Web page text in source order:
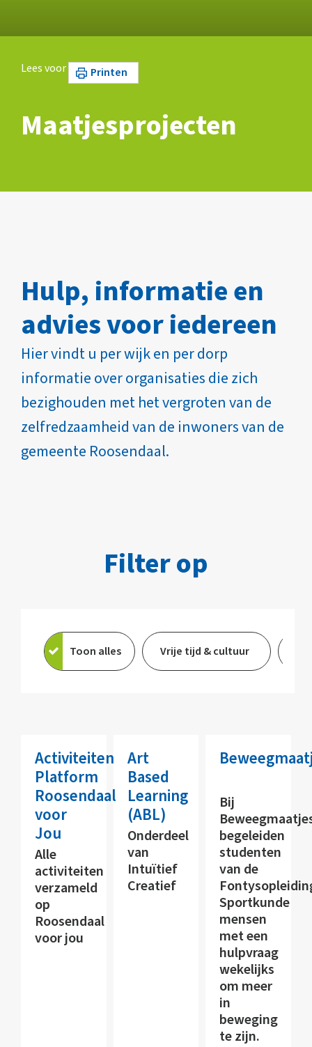
Lees voor Printen
Maatjesprojecten
Hulp, informatie en
advies voor iedereen
Hier vindt u per wijk en per dorp
informatie over organisaties die zich
bezighouden met het vergroten van de
zelfredzaamheid van de inwoners van de
gemeente Roosendaal.
Filter op
Toon alles Vrije tijd & cultuur
Activiteiten
Platform
Roosendaal
voor
Jou
Alle
activiteiten
verzameld
op
Roosendaal
voor jou
Art
Based
Learning
(ABL)
Onderdeel
van
Intuïtief
Creatief
Bij
begeleiden
studenten
van de
Sportkunde
mensen
met een
hulpvraag
wekelijks
om meer
in
beweging
te zijn.